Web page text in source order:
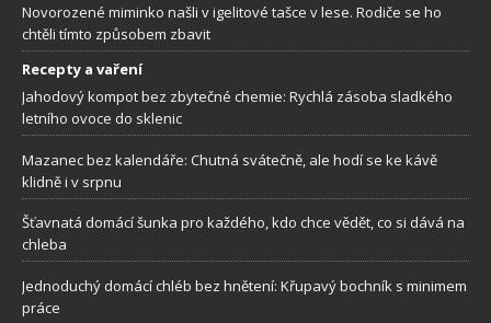
Novorozené miminko našli v igelitové tašce v lese. Rodiče se ho
chtěli tímto způsobem zbavit
Recepty a vaření
Jahodový kompot bez zbytečné chemie: Rychlá zásoba sladkého
letního ovoce do sklenic
Mazanec bez kalendáře: Chutná svátečně, ale hodí se ke kávě
klidně i v srpnu
Šťavnatá domácí šunka pro každého, kdo chce vědět, co si dává na
chleba
Jednoduchý domácí chléb bez hnětení: Křupavý bochník s minimem
práce